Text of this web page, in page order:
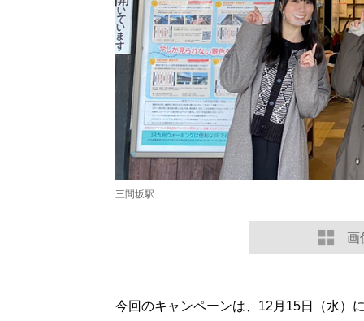
画
三間坂駅
今回のキャンペーンは、12月15日（水）